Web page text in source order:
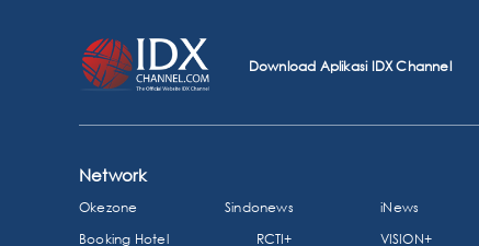
Download Aplikasi IDX Channel
Network
Okezone Sindonews iNews
Booking Hotel
RCTI+ VISION+